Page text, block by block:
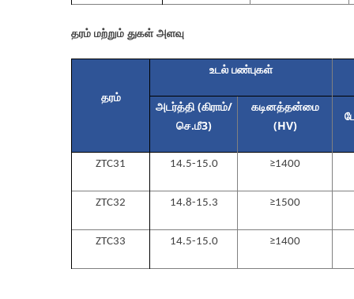
தரம் மற்றும் துகள் அளவு
தரம்
உடல் பண்புகள்
அடர்த்தி (கிராம்/
செ.மீ3)
கடினத்தன்மை
(HV)
ZTC31 14.5-15.0 ≥1400
ZTC32 14.8-15.3 ≥1500
ZTC33 14.5-15.0 ≥1400